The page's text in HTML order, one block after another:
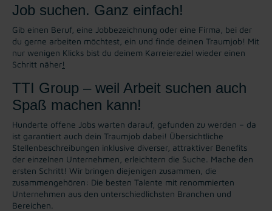
Job suchen. Ganz einfach!
Gib einen Beruf, eine Jobbezeichnung oder eine Firma, bei der
du gerne arbeiten möchtest, ein und finde deinen Traumjob! Mit
nur wenigen Klicks bist du deinem Karreiereziel wieder einen
Schritt näher!
TTI Group – weil Arbeit suchen auch
Spaß machen kann!
Hunderte offene Jobs warten darauf, gefunden zu werden – da
ist garantiert auch dein Traumjob dabei! Übersichtliche
Stellenbeschreibungen inklusive diverser, attraktiver Benefits
der einzelnen Unternehmen, erleichtern die Suche. Mache den
ersten Schritt! Wir bringen diejenigen zusammen, die
zusammengehören: Die besten Talente mit renommierten
Unternehmen aus den unterschiedlichsten Branchen und
Bereichen.